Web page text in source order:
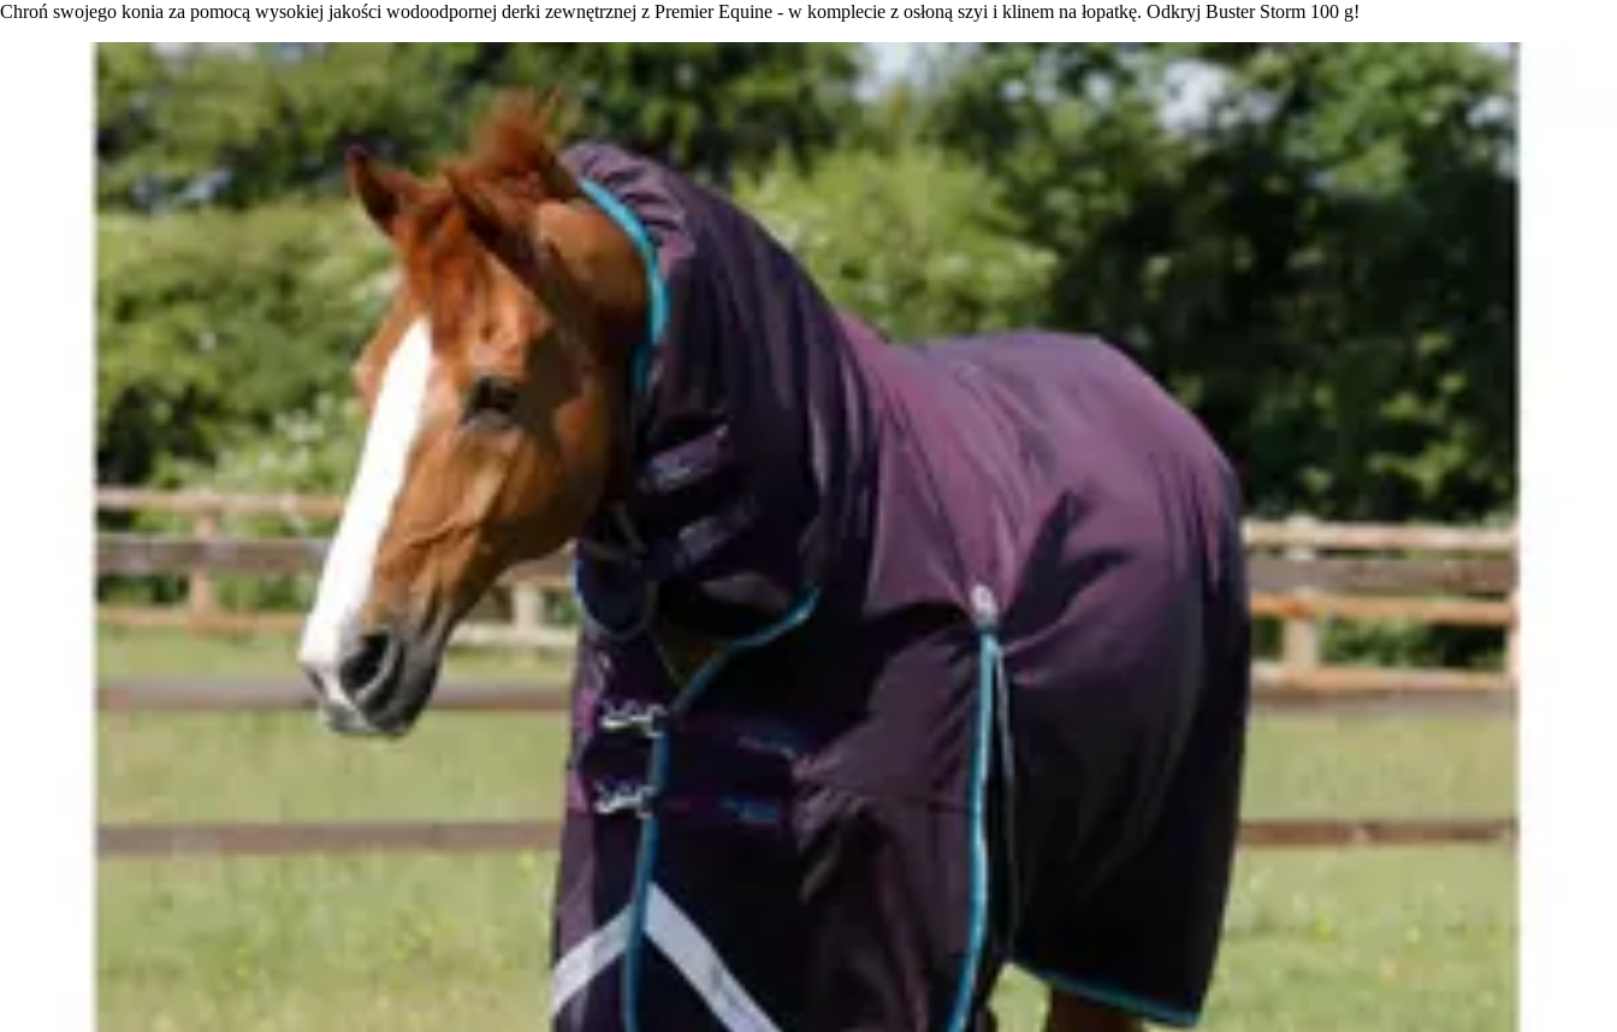
Chroń swojego konia za pomocą wysokiej jakości wodoodpornej derki zewnętrznej z Premier Equine - w komplecie z osłoną szyi i klinem na łopatkę. Odkryj Buster Storm 100 g!